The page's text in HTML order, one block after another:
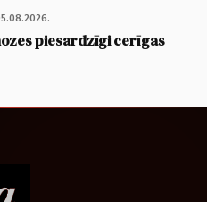
piesardzīgi cerīgas